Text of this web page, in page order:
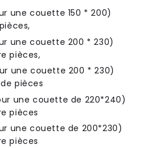
une couette 150 * 200)
une couette 200 * 230)
pièces,
une couette 200 * 230)
pièces
une couette de 220*240)
pièces
une couette de 200*230)
pièces